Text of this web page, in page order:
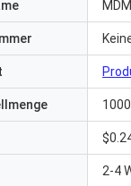
MDM
2-4